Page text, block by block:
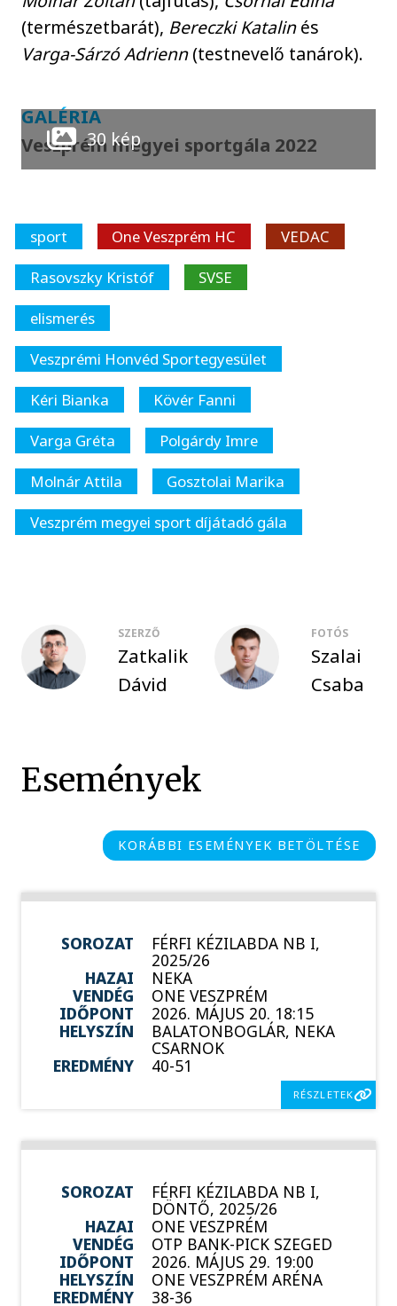
(természetbarát), Bereczki Katalinés
Varga-Sárzó Adrienn(testnevelő tanárok).
GALÉRIA
Veszprém megyei sportgála 2022
30 kép
sport One Veszprém HC
VEDAC
Rasovszky Kristóf
SVSE
elismerés
Veszprémi Honvéd Sportegyesület
Kéri Bianka
Kövér Fanni
Varga Gréta
Polgárdy Imre
Molnár Attila
Gosztolai Marika
Veszprém megyei sport díjátadó gála
SZERZŐ
Zatkalik
Dávid
FOTÓS
Szalai
Csaba
Események
KORÁBBI ESEMÉNYEK BETÖLTÉSE
SOROZAT FÉRFI KÉZILABDA NB I,
2025/26
HAZAI
NEKA
VENDÉG
ONE VESZPRÉM
IDŐPONT
2026. MÁJUS 20. 18:15
HELYSZÍN
BALATONBOGLÁR, NEKA
CSARNOK
EREDMÉNY
40-51
RÉSZLETEK
SOROZAT FÉRFI KÉZILABDA NB I,
DÖNTŐ, 2025/26
HAZAI
ONE VESZPRÉM
VENDÉG
OTP BANK-PICK SZEGED
IDŐPONT
2026. MÁJUS 29. 19:00
HELYSZÍN
ONE VESZPRÉM ARÉNA
EREDMÉNY
38-36